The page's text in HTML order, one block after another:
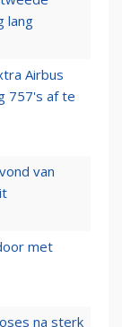
lang
Airbus
757's af te
van
met
na sterk